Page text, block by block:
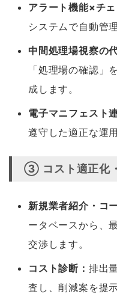
アラート機能×チェ
システムで自動管理
中間処理場視察の
「処理場の確認」
成します。
電子マニフェスト
遵守した適正な運
③ コスト適正化
新規業者紹介・コ
ータベースから、
交渉します。
コスト診断： 排出
査し、削減案を提